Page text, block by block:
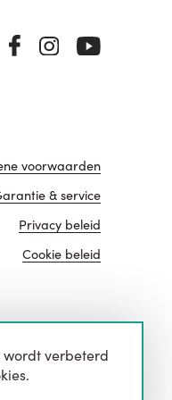
voorwaarden
& service
Privacy beleid
Cookie beleid
website door
wordt verbeterd